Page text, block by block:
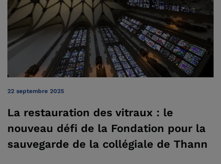
22 septembre 2025
La restauration des vitraux : le
nouveau défi de la Fondation pour la
sauvegarde de la collégiale de Thann